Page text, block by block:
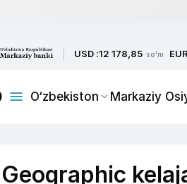
USD :12 178,85 so'm
O‘zbekiston Markaziy